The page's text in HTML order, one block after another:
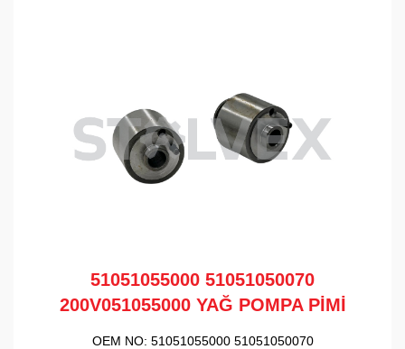
51051055000 51051050070
200V051055000 YAĞ POMPA PİMİ
OEM NO: 51051055000 51051050070